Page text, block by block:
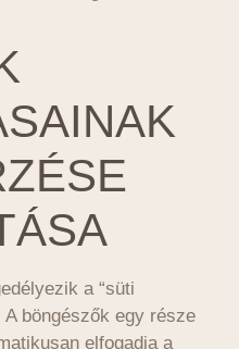
a “süti
böngészők egy része
elfogadja a